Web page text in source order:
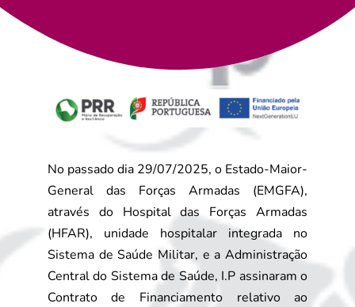
No passado dia 29/07/2025, o Estado-Maior-
General das Forças Armadas (EMGFA),
através do Hospital das Forças Armadas
(HFAR), unidade hospitalar integrada no
Sistema de Saúde Militar, e a Administração
Central do Sistema de Saúde, I.P assinaram o
Contrato de Financiamento relativo ao